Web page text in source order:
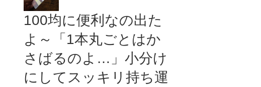
100均に便利なの出た
よ～「1本丸ごとはか
さばるのよ…」小分け
にしてスッキリ持ち運